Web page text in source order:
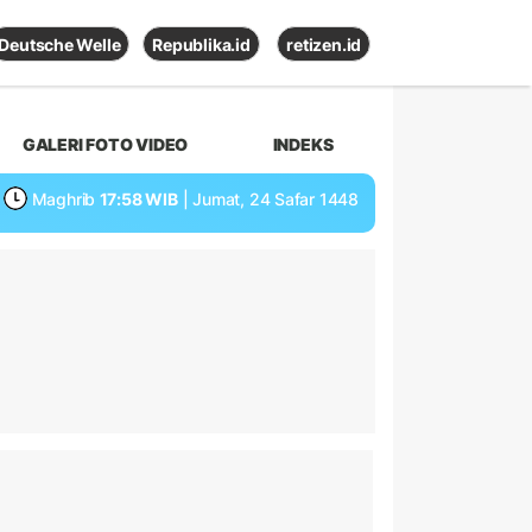
Deutsche Welle Republika.id retizen.id
GALERI FOTO VIDEO INDEKS
Maghrib 17:58 WIB | Jumat, 24 Safar 1448